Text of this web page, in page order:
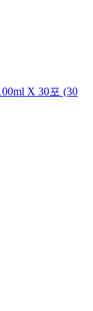
X 30포 (30